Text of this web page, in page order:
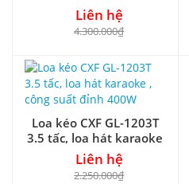
công suất max 400W
Liên hệ
4.300.000₫
Loa kéo CXF GL-1203T
3.5 tấc, loa hát karaoke
, công suất đỉnh 400W
Liên hệ
2.250.000₫